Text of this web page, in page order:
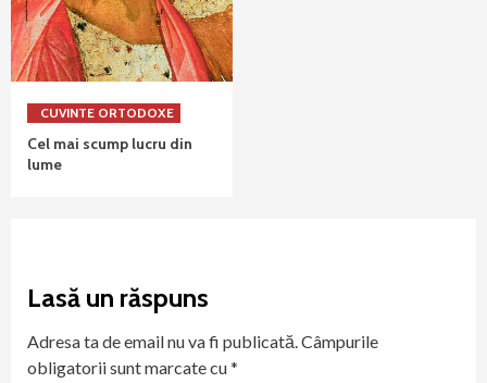
CUVINTE ORTODOXE
Cel mai scump lucru din
lume
Lasă un răspuns
Adresa ta de email nu va fi publicată.Câmpurile
obligatorii sunt marcate cu*